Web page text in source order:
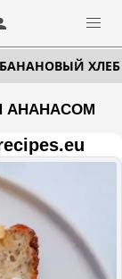
БАНАНОВЫЙ
АНАНАСОМ